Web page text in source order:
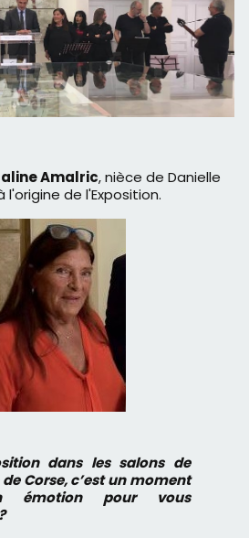
Amalric, nièce de Danielle
l'origine de l'Exposition.
dans les salons de
de Corse, c’est un moment
émotion pour vous